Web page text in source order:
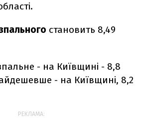
становить 8,49
- на Київщині - 8,8
- на Київщині, 8,2
РЕКЛАМА: